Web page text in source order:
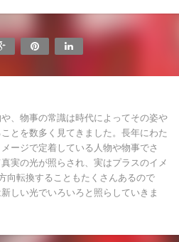
、物事の常識は時代によってその姿や
とを数多く見てきました。長年にわた
ージで定着している人物や物事でさ
実の光が照らされ、実はプラスのイメ
向転換することもたくさんあるので
しい光でいろいろと照らしていきま